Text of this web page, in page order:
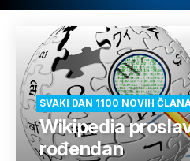
SVAKI DAN 1100 NOVIH
Wikipedia
rođendan